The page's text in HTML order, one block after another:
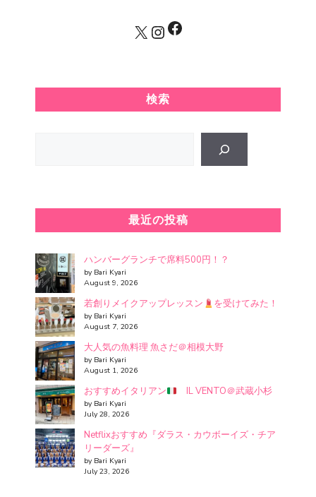
X Instagram
Facebook
検索
最近の投稿
ハンバーグランチで席料500円！？
by Bari Kyari
August 9, 2026
若創りメイクアップレッスン を受けてみた！
by Bari Kyari
August 7, 2026
大人気の魚料理 魚さだ＠相模大野
by Bari Kyari
August 1, 2026
おすすめイタリアン IL VENTO＠武蔵小杉
by Bari Kyari
July 28, 2026
Netflixおすすめ『ダラス・カウボーイズ・チア
リーダーズ』
by Bari Kyari
July 23, 2026